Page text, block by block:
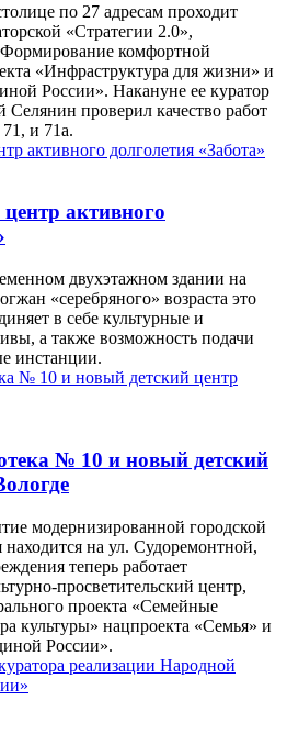
по 27 адресам проходит
«Стратегии 2.0»,
комфортной
«Инфраструктура для жизни» и
России». Накануне ее куратор
Селянин проверил качество работ
и 71а.
активного
двухэтажном здании на
«серебряного» возраста это
в себе культурные и
а также возможность подачи
инстанции.
№ 10 и новый детский
модернизированной городской
на ул. Судоремонтной,
теперь работает
просветительский центр,
проекта «Семейные
культуры» нацпроекта «Семья» и
России».